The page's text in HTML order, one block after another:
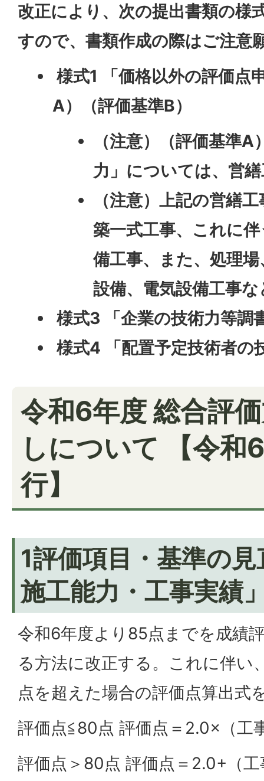
改正により、次の提出書類の様
すので、書類作成の際はご注意
様式1 「価格以外の評価点
A）（評価基準B）
（注意）（評価基準
力」については、営
（注意）上記の営繕
築一式工事、これに
備工事、また、処理
設備、電気設備工事
様式3 「企業の技術力等調
様式4 「配置予定技術者の
令和6年度 総合評
しについて 【令和
行】
1評価項目・基準の
施工能力・工事実績
令和6年度より85点までを成績
る方法に改正する。これに伴い
点を超えた場合の評価点算出式
評価点≦80点 評価点＝2.0×（工
評価点＞80点 評価点＝2.0+（